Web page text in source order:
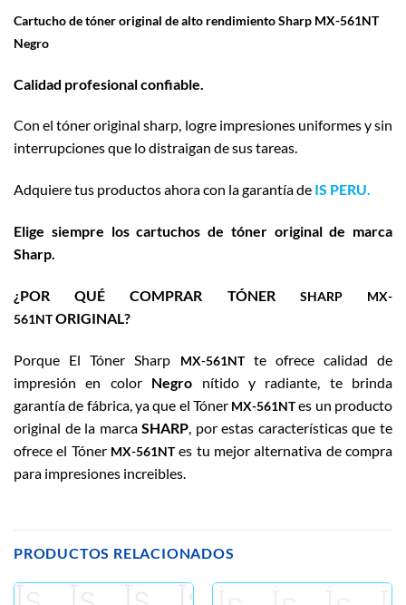
Cartucho de tóner original de alto rendimientoSharp MX-561NT
Negro
Calidad profesional confiable.
Con el tóner original sharp, logre impresiones uniformes y sin
interrupciones que lo distraigan de sus tareas.
Adquiere tus productos ahora con la garantía de IS PERU.
Elige siempre los cartuchos de tóner original de marca
Sharp.
¿POR QUÉ COMPRAR TÓNER SHARP MX-
561NTORIGINAL?
Porque El Tóner Sharp MX-561NT te ofrece calidad de
impresión en color Negro nítido y radiante, te brinda
garantía de fábrica, ya que el Tóner MX-561NTes un producto
original de la marcaSHARP , por estas características que te
ofrece el Tóner MX-561NTes tu mejor alternativa de compra
para impresiones increibles.
PRODUCTOS RELACIONADOS